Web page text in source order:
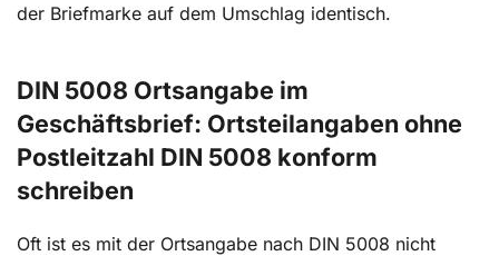
der Briefmarke auf dem Umschlag identisch.
DIN 5008 Ortsangabe im
Geschäftsbrief: Ortsteilangaben ohne
Postleitzahl DIN 5008 konform
schreiben
Oft ist es mit der Ortsangabe nach DIN 5008 nicht